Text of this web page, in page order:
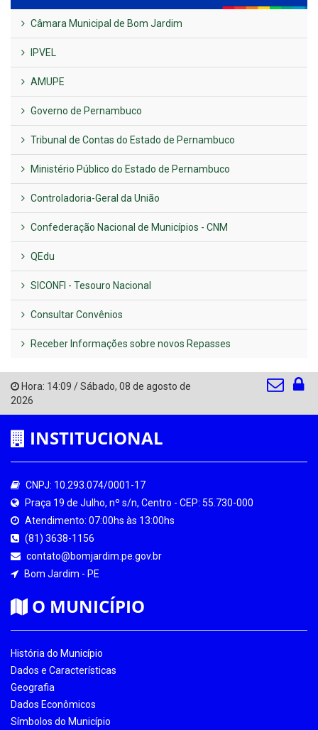
Câmara Municipal de Bom Jardim
IPVEL
AMUPE
Governo de Pernambuco
Tribunal de Contas do Estado de Pernambuco
Ministério Público do Estado de Pernambuco
Controladoria-Geral da União
Confederação Nacional de Municípios - CNM
QEdu
SICONFI - Tesouro Nacional
Consultar Convênios
Receber Informações sobre novos Repasses
Hora: 14:09 /Sábado, 08 de agosto de
2026
INSTITUCIONAL
CNPJ: 10.293.074/0001-17
Praça 19 de Julho, nº s/n, Centro - CEP: 55.730-000
Atendimento: 07:00hs às 13:00hs
(81) 3638-1156
contato@bomjardim.pe.gov.br
Bom Jardim - PE
O MUNICÍPIO
História do Município
Dados e Características
Geografia
Dados Econômicos
Símbolos do Município